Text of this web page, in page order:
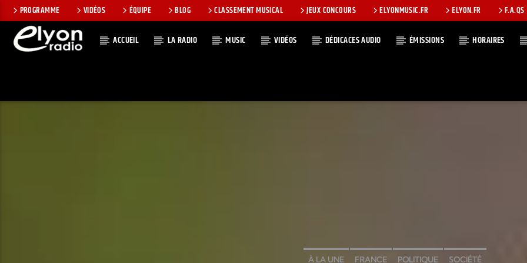
PROGRAMME VIDÉOS ÉQUIPE BLOG CLASSEMENT MUSICAL JEUX CONCOURS ELYONMUSIC.FR ELYON.FR F.A.QS
ACCUEIL LA RADIO MUSIC VIDÉOS DÉDICACES AUDIO ÉMISSIONS HORAIRES
À LA UNE FRANCE POLITIQUE SOCIÉTÉ